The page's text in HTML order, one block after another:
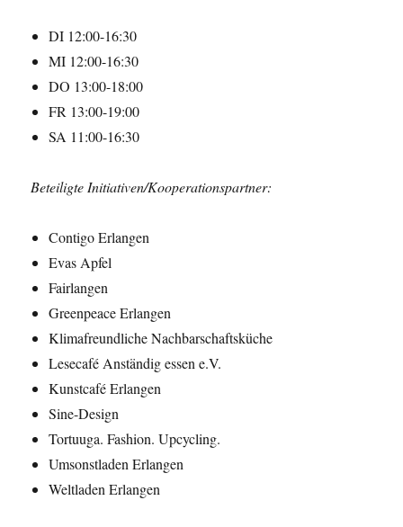
DI 12:00-16:30
MI 12:00-16:30
DO 13:00-18:00
FR 13:00-19:00
SA 11:00-16:30
Beteiligte Initiativen/Kooperationspartner:
Contigo Erlangen
Evas Apfel
Fairlangen
Greenpeace Erlangen
Klimafreundliche Nachbarschaftsküche
Lesecafé Anständig essen e.V.
Kunstcafé Erlangen
Sine-Design
Tortuuga. Fashion. Upcycling.
Umsonstladen Erlangen
Weltladen Erlangen